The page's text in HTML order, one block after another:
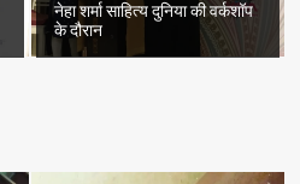
नेहा शर्मा साहित्य दुनिया की वर्कशॉप
के दौरान